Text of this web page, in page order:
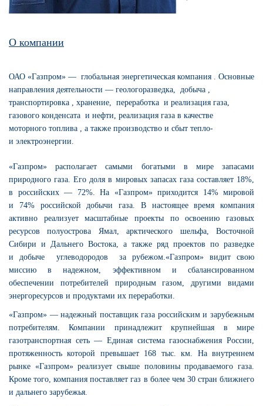
О компании
ОАО «Газпром» — глобальная энергетическая компания
. Основные
направления деятельности — геологоразведка,
добыча
транспортировка
, хранение, переработка и реализация газа,
газового конденсата и нефти, реализация газа в качестве
моторного топлива
, а также производство и сбыт тепло-
и электроэнергии.
«Газпром» располагает самыми богатыми в мире запасами
природного газа. Его доля в мировых запасах газа составляет 18%,
в российских — 72%. На «Газпром» приходится 14% мировой
и 74% российской добычи газа. В настоящее время компания
активно реализует масштабные проекты по освоению газовых
ресурсов полуострова Ямал, арктического шельфа, Восточной
Сибири и Дальнего Востока, а также ряд проектов по разведке
и добыче
углеводородов
за рубежом.«Газпром» видит свою
миссию в надежном, эффективном и сбалансированном
обеспечении потребителей природным газом, другими видами
энергоресурсов и продуктами их переработки.
«Газпром» — надежный поставщик газа российским и зарубежным
потребителям. Компании принадлежит крупнейшая в мире
газотранспортная сеть — Единая система газоснабжения России,
протяженность которой превышает 168 тыс. км. На внутреннем
рынке «Газпром» реализует свыше половины продаваемого газа.
Кроме того, компания поставляет газ в более чем 30 стран ближнего
и дальнего зарубежья.